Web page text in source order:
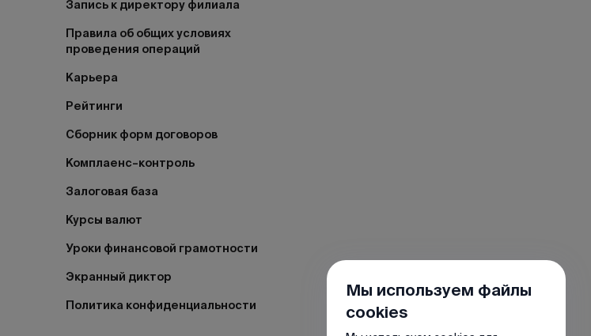
Запись к директору филиала
Правила об общих условиях
проведения операций
Карьера
Рейтинги
Сборник форм договоров
Комплаенс–контроль
Залоговая база
Курсы валют
Уроки финансовой грамотности
Экранный диктор
Политика конфиденциальности
Мы используем файлы
cookies